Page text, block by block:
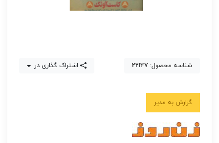
شناسه محصول: 22147 اشتراک گذاری در
گزارش به مدیر